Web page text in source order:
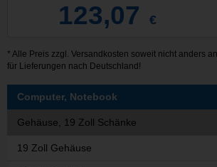
123,07 €
* Alle Preis zzgl. Versandkosten soweit nicht anders
für Lieferungen nach Deutschland!
Computer, Notebook
Gehäuse, 19 Zoll Schänke
19 Zoll Gehäuse